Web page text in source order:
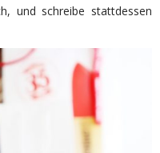
und schreibe stattdessen